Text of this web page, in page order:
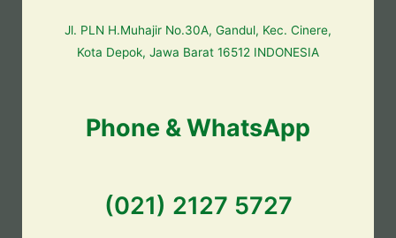
Jl. PLN H.Muhajir No.30A, Gandul, Kec. Cinere,
Kota Depok, Jawa Barat 16512 INDONESIA
Phone & WhatsApp
(021) 2127 5727